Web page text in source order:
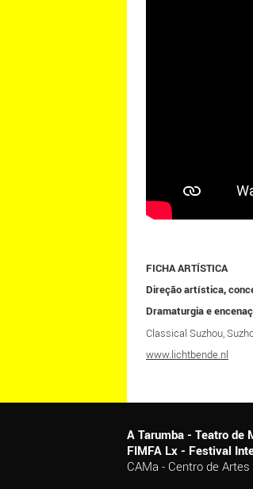
FICHA ARTÍSTICA
Direção artística,
Dramaturgia e
Classical Suzhou,
www.lichtbende.nl
A Tarumba - Teatro de
FIMFA Lx - Festival
CAMa - Centro de